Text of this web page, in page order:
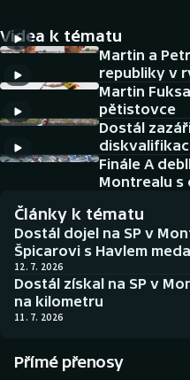
Cyklistika
DALŠÍ SPORTY
Americký fotbal
Baseball a softbal
Basketbal
Biatlon
Boby a skeleton
Box
NEPŘEHLÉDNĚTE
Historické návraty
Aplikace ČT sport
AZ kvíz
Videa k tématu
Martin a
republiky v
Martin
pětistovce
Dostál
Finále A
Montrealu s
Články k tématu
Dostál dojel na SP v
Špicarovi s Havlem
12. 7. 2026
Dostál získal na SP v
na kilometru
11. 7. 2026
Přímé přenosy